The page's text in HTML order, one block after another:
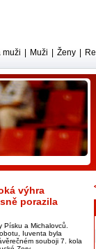
muži Muži Ženy
výhra
porazila
a Michalovců.
Iuventa byla
souboji 7. kola